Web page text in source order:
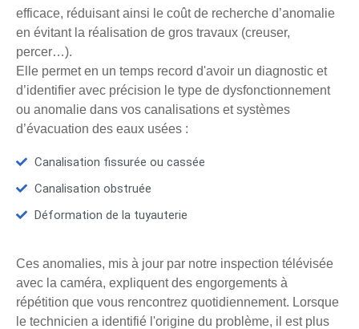
efficace, réduisant ainsi le coût de recherche d’anomalie
en évitant la réalisation de gros travaux (creuser,
percer…).
Elle permet en un temps record d'avoir un diagnostic et
d’identifier avec précision le type de dysfonctionnement
ou anomalie dans vos canalisations et systèmes
d’évacuation des eaux usées :
Canalisation fissurée ou cassée
Canalisation obstruée
Déformation de la tuyauterie
Ces anomalies, mis à jour par notre inspection télévisée
avec la caméra, expliquent des engorgements à
répétition que vous rencontrez quotidiennement. Lorsque
le technicien a identifié l'origine du problème, il est plus